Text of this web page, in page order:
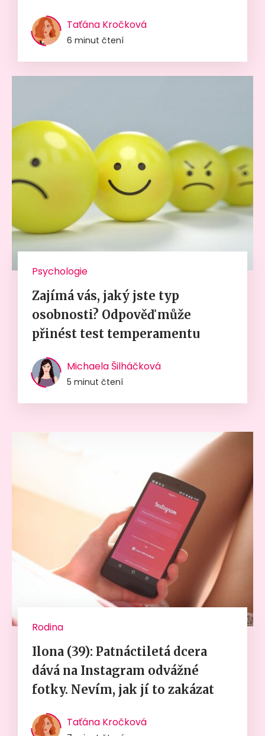
Taťána Kročková
6 minut čtení
Psychologie
Zajímá vás, jaký jste typ
osobnosti? Odpověď může
přinést test temperamentu
Michaela Šilháčková
5 minut čtení
Rodina
Ilona (39): Patnáctiletá dcera
dává na Instagram odvážné
fotky. Nevím, jak jí to zakázat
Taťána Kročková